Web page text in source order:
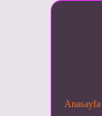
Anasayfa